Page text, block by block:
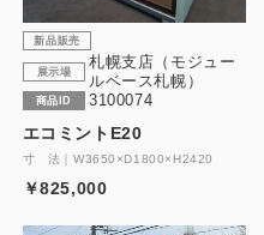
新品販売
展示場
札幌支店（モジュー
ルベース札幌）
商品ID 3100074
エコミントE20
寸 法｜W3650×D1800×H2420
￥825,000